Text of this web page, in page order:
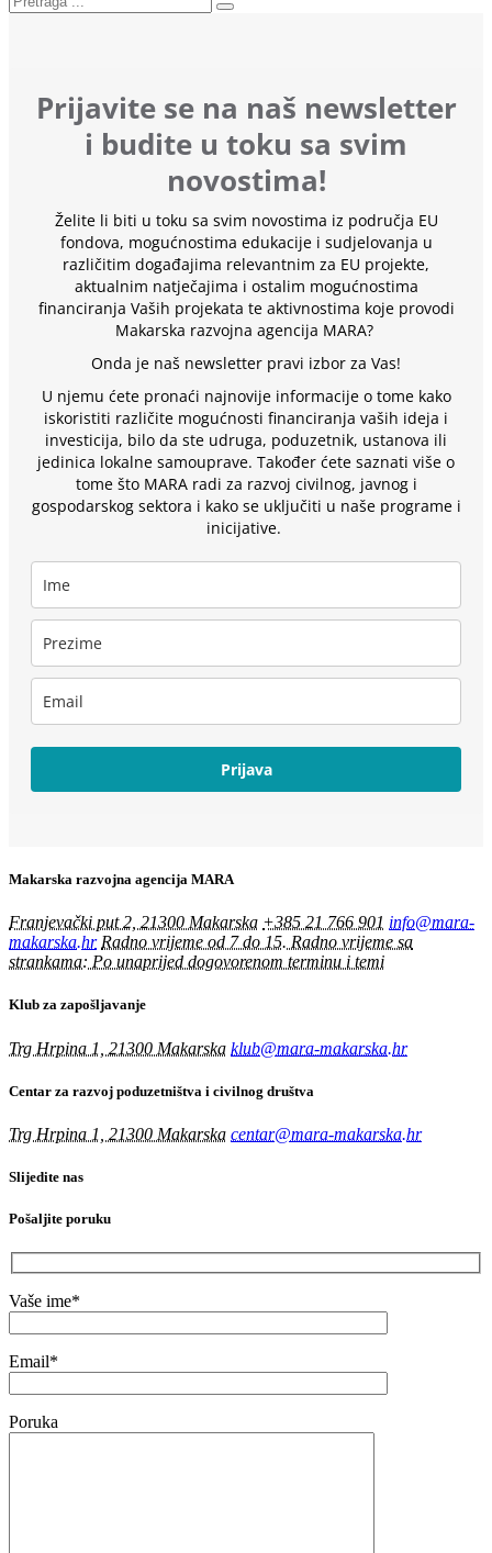
Prijavite se na naš newsletter
i budite u toku sa svim
novostima!
Želite li biti u toku sa svim novostima iz područja EU
fondova, mogućnostima edukacije i sudjelovanja u
različitim događajima relevantnim za EU projekte,
aktualnim natječajima i ostalim mogućnostima
financiranja Vaših projekata te aktivnostima koje provodi
Makarska razvojna agencija MARA?
Onda je naš newsletter pravi izbor za Vas!
U njemu ćete pronaći najnovije informacije o tome kako
iskoristiti različite mogućnosti financiranja vaših ideja i
investicija, bilo da ste udruga, poduzetnik, ustanova ili
jedinica lokalne samouprave. Također ćete saznati više o
tome što MARA radi za razvoj civilnog, javnog i
gospodarskog sektora i kako se uključiti u naše programe i
inicijative.
Prijava
Makarska razvojna agencija MARA
Franjevački put 2, 21300 Makarska +385 21 766 901 info@mara-
makarska.hr Radno vrijeme od 7 do 15. Radno vrijeme sa
strankama: Po unaprijed dogovorenom terminu i temi
Klub za zapošljavanje
Trg Hrpina 1, 21300 Makarska klub@mara-makarska.hr
Centar za razvoj poduzetništva i civilnog društva
Trg Hrpina 1, 21300 Makarska centar@mara-makarska.hr
Slijedite nas
Pošaljite poruku
Vaše ime*
Email*
Poruka